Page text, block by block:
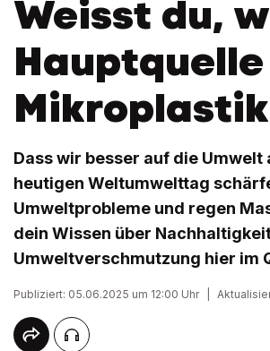
Weisst du,
Dass wir besser auf die
heutigen Weltumwelttag
Umweltprobleme und regen
dein Wissen über
Umweltverschmutzung hier im
Publiziert: 05.06.2025 um 12:00 Uhr